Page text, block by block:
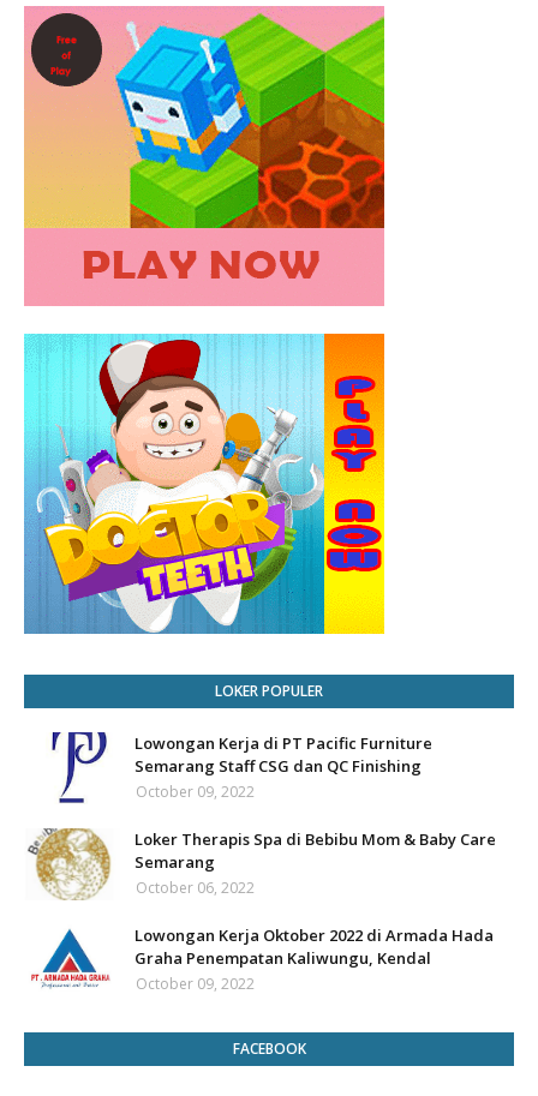
LOKER POPULER
Lowongan Kerja di PT Pacific Furniture
Semarang Staff CSG dan QC Finishing
October 09, 2022
Loker Therapis Spa di Bebibu Mom & Baby Care
Semarang
October 06, 2022
Lowongan Kerja Oktober 2022 di Armada Hada
Graha Penempatan Kaliwungu, Kendal
October 09, 2022
FACEBOOK